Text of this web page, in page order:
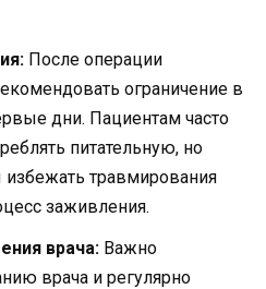
После операции
ограничение в
дни. Пациентам часто
питательную, но
травмирования
заживления.
врача: Важно
врача и регулярно